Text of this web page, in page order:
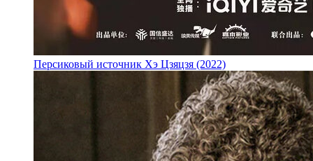
Персиковый источник Хэ Цзяцзя (2022)